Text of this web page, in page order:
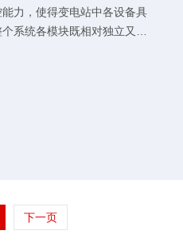
力，使得变电站中各设备具
系统各模块既相对独立又具
下一页